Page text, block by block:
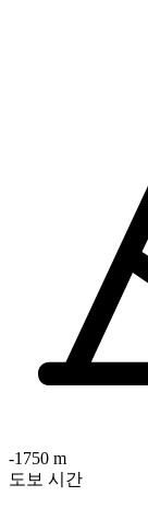
-1750 m
도보 시간